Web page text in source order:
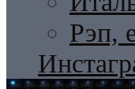
Рэп,